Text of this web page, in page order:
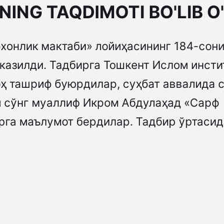
TAQDIMOTI BO'LIB
мактаби» лойиҳасининг 184-
Тадбирга Тошкент Ислом
ташриф буюрдилар, суҳбат аввалида
муаллиф Икром Абдулаҳад «Сарф
маълумот бердилар. Тадбир